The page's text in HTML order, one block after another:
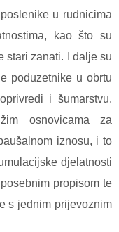
u rudnicima
kao što su
stari zanati. I dalje su
poduzetnike u obrtu
i šumarstvu.
osnovicama za
iznosu, i to
djelatnosti
propisom te
s jednim prijevoznim